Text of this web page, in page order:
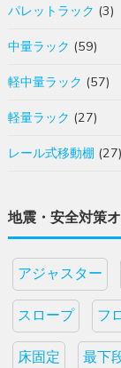
パレットラック (3)
中量ラック (59)
軽中量ラック (57)
軽量ラック (27)
レール式移動棚 (27)
地震・安全対策
アジャスター
スロープ フ
床固定 最下